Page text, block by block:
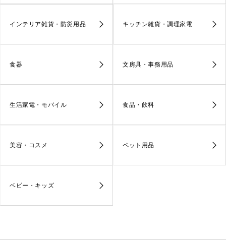
インテリア雑貨・防災用品 キッチン雑貨・調理家電
食器 文房具・事務用品
生活家電・モバイル 食品・飲料
美容・コスメ ペット用品
ベビー・キッズ